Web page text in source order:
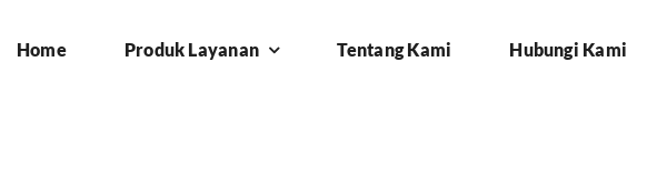
Home Produk Layanan Tentang Kami Hubungi Kami